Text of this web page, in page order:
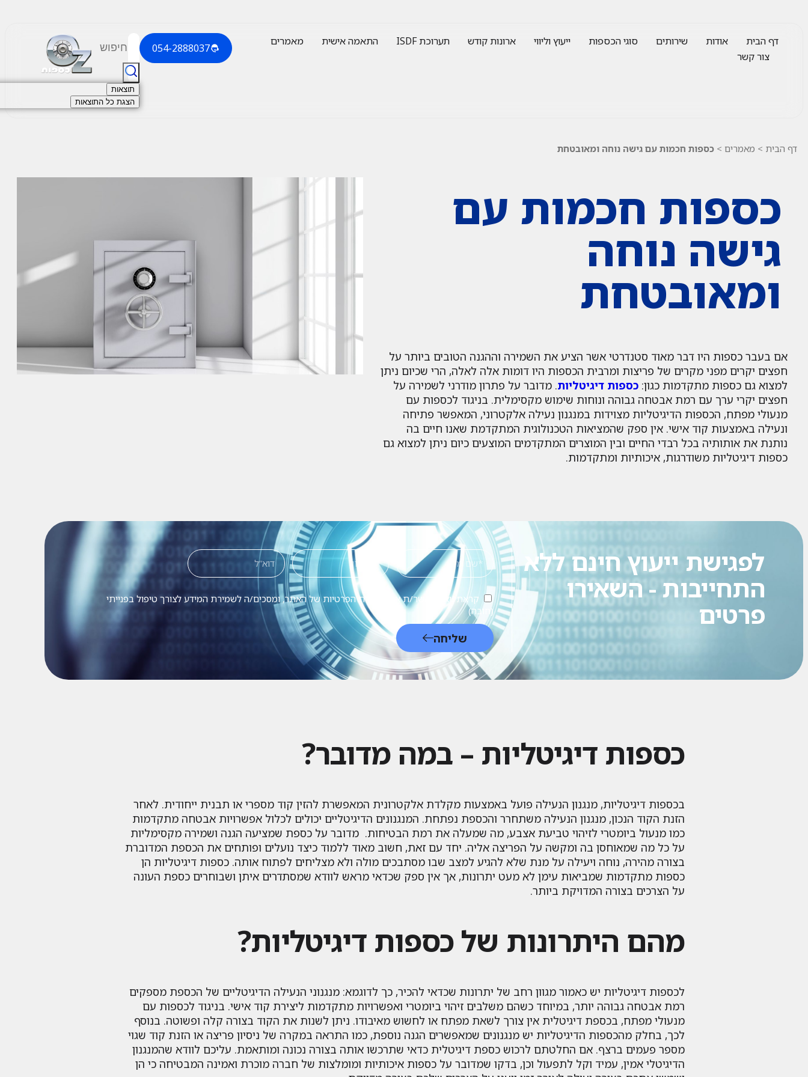
דף הבית אודות שירותים סוגי הכספות ייעוץ וליווי ארונות קודש תערוכת ISDF התאמה אישית
מאמרים
צור קשר
054-2888037
תוצאות
הצגת כל התוצאות
דף הבית > מאמרים > כספות חכמות עם גישה נוחה ומאובטחת
כספות חכמות עם
גישה נוחה
ומאובטחת
אם בעבר כספות היו דבר מאוד סטנדרטי אשר הציע את השמירה וההגנה הטובים ביותר על
חפצים יקרים מפני מקרים של פריצות ומרבית הכספות היו דומות אלה לאלה, הרי שכיום ניתן
למצוא גם כספות מתקדמות כגון: כספות דיגיטליות. מדובר על פתרון מודרני לשמירה על
חפצים יקרי ערך עם רמת אבטחה גבוהה ונוחות שימוש מקסימלית. בניגוד לכספות עם
מנעולי מפתח, הכספות הדיגיטליות מצוידות במנגנון נעילה אלקטרוני, המאפשר פתיחה
ונעילה באמצעות קוד אישי. אין ספק שהמציאות הטכנולוגית המתקדמת שאנו חיים בה
נותנת את אותותיה בכל רבדי החיים ובין המוצרים המתקדמים המוצעים כיום ניתן למצוא גם
כספות דיגיטליות משודרגות, איכותיות ומתקדמות.
לפגישת ייעוץ חינם ללא
התחייבות - השאירו
פרטים
קראתי ואני מאשר/ת את מדיניות הפרטיות של האתר, ומסכים/ה לשמירת המידע לצורך טיפול בפנייתי
(חובה)
שליחה
כספות דיגיטליות – במה מדובר?
בכספות דיגיטליות, מנגנון הנעילה פועל באמצעות מקלדת אלקטרונית המאפשרת להזין קוד מספרי או תבנית ייחודית. לאחר
הזנת הקוד הנכון, מנגנון הנעילה משתחרר והכספת נפתחת. המנגנונים הדיגיטליים יכולים לכלול אפשרויות אבטחה מתקדמות
כמו מנעול ביומטרי לזיהוי טביעת אצבע, מה שמעלה את רמת הבטיחות. מדובר על כספת שמציעה הגנה ושמירה מקסימליות
על כל מה שמאוחסן בה ומקשה על הפריצה אליה. יחד עם זאת, חשוב מאוד ללמוד כיצד נועלים ופותחים את הכספת המדוברת
בצורה מהירה, נוחה ויעילה על מנת שלא להגיע למצב שבו מסתבכים מולה ולא מצליחים לפתוח אותה. כספות דיגיטליות הן
כספות מתקדמות שמביאות עימן לא מעט יתרונות, אך אין ספק שכדאי מראש לוודא שמסתדרים איתן ושבוחרים כספת העונה
על הצרכים בצורה המדויקת ביותר.
מהם היתרונות של כספות דיגיטליות?
לכספות דיגיטליות יש כאמור מגוון רחב של יתרונות שכדאי להכיר, כך לדוגמא: מנגנוני הנעילה הדיגיטליים של הכספת מספקים
רמת אבטחה גבוהה יותר, במיוחד כשהם משלבים זיהוי ביומטרי ואפשרויות מתקדמות ליצירת קוד אישי. בניגוד לכספות עם
מנעולי מפתח, בכספת דיגיטלית אין צורך לשאת מפתח או לחשוש מאיבודו. ניתן לשנות את הקוד בצורה קלה ופשוטה. בנוסף
לכך, בחלק מהכספות הדיגיטליות יש מנגנונים שמאפשרים הגנה נוספת, כמו התראה במקרה של ניסיון פריצה או הזנת קוד שגוי
מספר פעמים ברצף. אם החלטתם לרכוש כספת דיגיטלית כדאי שתרכשו אותה בצורה נכונה ומותאמת. עליכם לוודא שהמנגנון
הדיגיטלי אמין, עמיד וקל לתפעול וכן, בדקו שמדובר על כספות איכותיות ומומלצות של חברה מוכרת ואמינה המבטיחה כי הן